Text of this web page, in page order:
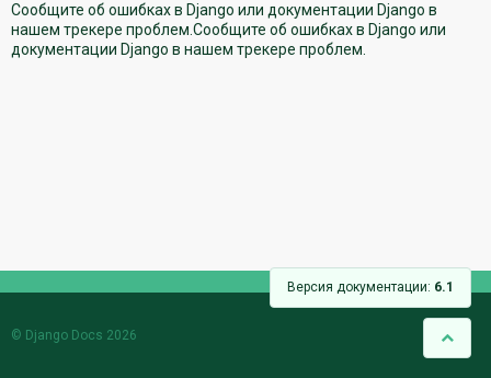
Версия документации: 6.1
Сообщите об ошибках в Django или документации Django в
нашем трекере проблем.Сообщите об ошибках в Django или
документации Django в нашем трекере проблем.
© Django Docs 2026